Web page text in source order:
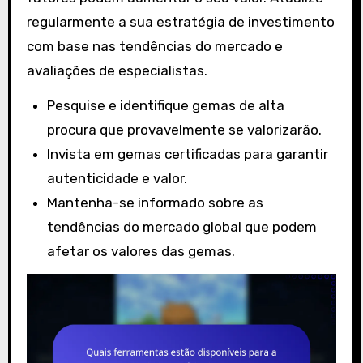
regularmente a sua estratégia de investimento
com base nas tendências do mercado e
avaliações de especialistas.
Pesquise e identifique gemas de alta
procura que provavelmente se valorizarão.
Invista em gemas certificadas para garantir
autenticidade e valor.
Mantenha-se informado sobre as
tendências do mercado global que podem
afetar os valores das gemas.